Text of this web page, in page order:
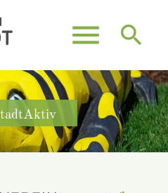
menu search
SUCHEN